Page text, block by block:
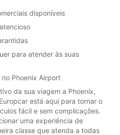
disponíveis
para atender às suas
Phoenix Airport
da sua viagem a Phoenix,
está aqui para tornar o
fácil e sem complicações.
uma experiência de
classe que atenda a todas